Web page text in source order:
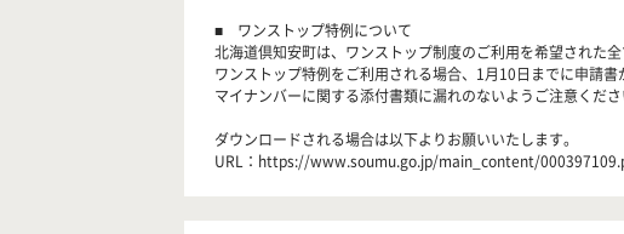
■ ワンストップ特例について
北海道倶知安町は、ワンストップ制度のご利用を希望された
ワンストップ特例をご利用される場合、1月10日までに申請書
マイナンバーに関する添付書類に漏れのないようご注意くださ
ダウンロードされる場合は以下よりお願いいたします。
URL：https://www.soumu.go.jp/main_content/